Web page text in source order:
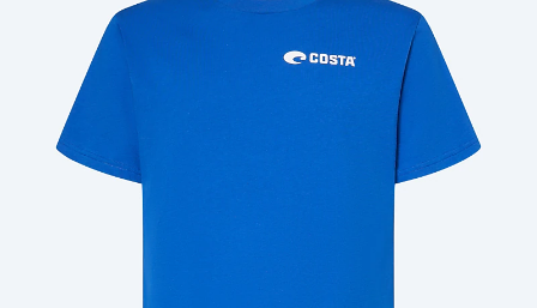
Cantidad:
Cantidad: